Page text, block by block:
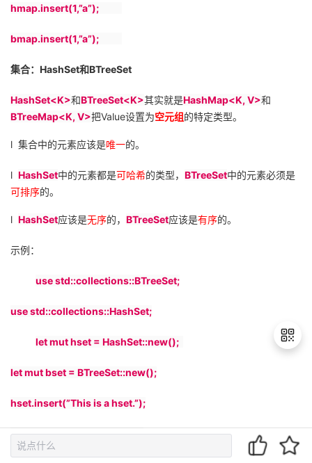
hmap.insert(1,”a”);
bmap.insert(1,”a”);
集合： HashSet和BTreeSet
HashSet<K>和BTreeSet<K>其实就是HashMap<K, V>和
BTreeMap<K, V>把Value设置为空元组的特定类型。
l 集合中的元素应该是唯一的。
l HashSet中的元素都是可哈希的类型， BTreeSet中的元素必须是
可排序的。
l HashSet应该是无序的， BTreeSet应该是有序的。
示例：
use std::collections::BTreeSet;
use std::collections::HashSet;
let mut hset = HashSet::new();
let mut bset = BTreeSet::new();
hset.insert(”This is a hset.”);
bset.insert(”This is a bset”);